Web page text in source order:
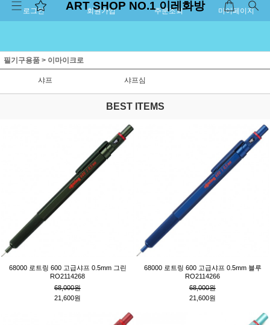
로그인 회원가입 주문조회 마이페이지
ART SHOP NO.1 이레화방
필기구용품 > 이마이크로
샤프 샤프심
BEST ITEMS
68000 로트링 600 고급샤프 0.5mm 그린
RO2114268
68,000원
21,600원
68000 로트링 600 고급샤프 0.5mm 블루
RO2114266
68,000원
21,600원